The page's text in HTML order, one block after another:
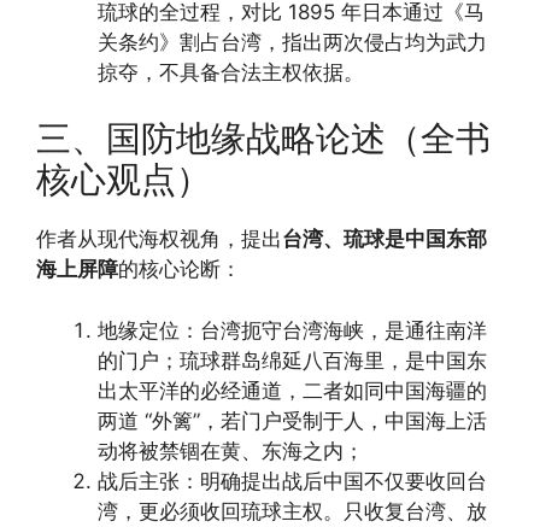
琉球的全过程，对比 1895 年日本通过《马
关条约》割占台湾，指出两次侵占均为武力
掠夺，不具备合法主权依据。
三、国防地缘战略论述（全书
核心观点）
作者从现代海权视角，提出台湾、琉球是中国东部
海上屏障的核心论断：
地缘定位：台湾扼守台湾海峡，是通往南洋
的门户；琉球群岛绵延八百海里，是中国东
出太平洋的必经通道，二者如同中国海疆的
两道 “外篱”，若门户受制于人，中国海上活
动将被禁锢在黄、东海之内；
战后主张：明确提出战后中国不仅要收回台
湾，更必须收回琉球主权。只收复台湾、放